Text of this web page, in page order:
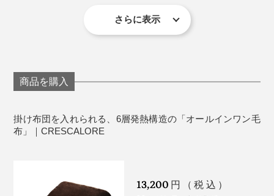
く、むしろ身体に沿うことで冷気をシャットアウト。軽
掛け布団の出し入れのためのファスナーはダブル仕様
で、掛け布団を留めるテープは８か所。
ラクラクです。
さらに表示
商品を購入
掛け布団を入れられる、6層発熱構造の「オールインワン毛
布」｜CRESCALORE
13,200 円（税込）